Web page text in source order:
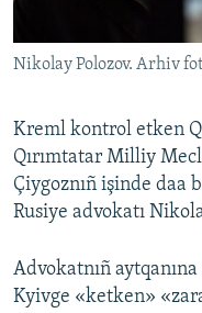
Українською
RFE/RS bütün
Nikolay Polozov. Arhiv
Kreml kontrol etken
Qırımtatar Milliy
Çiygoznıñ işinde daa
Rusiye advokatı
Advokatnıñ
Kyivge «ketken»